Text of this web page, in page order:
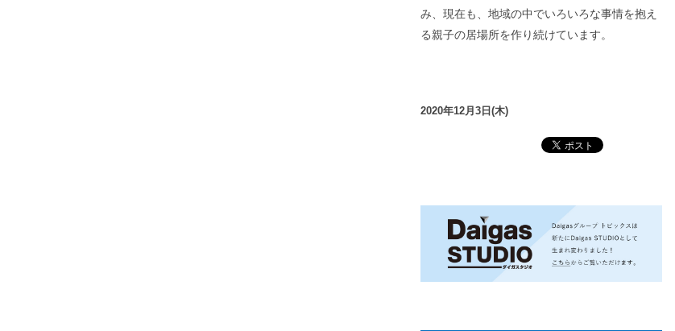
み、現在も、地域の中でいろいろな事情を抱え
る親子の居場所を作り続けています。
2020年12月3日(木)